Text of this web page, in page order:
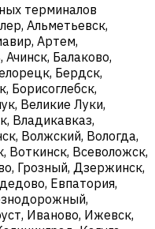
терминалов
Альметьевск,
Артем,
Ачинск, Балаково,
Бердск,
Борисоглебск,
Великие Луки,
Владикавказ,
Волжский, Вологда,
Воткинск, Всеволожск,
Грозный, Дзержинск,
Евпатория,
Иваново, Ижевск,